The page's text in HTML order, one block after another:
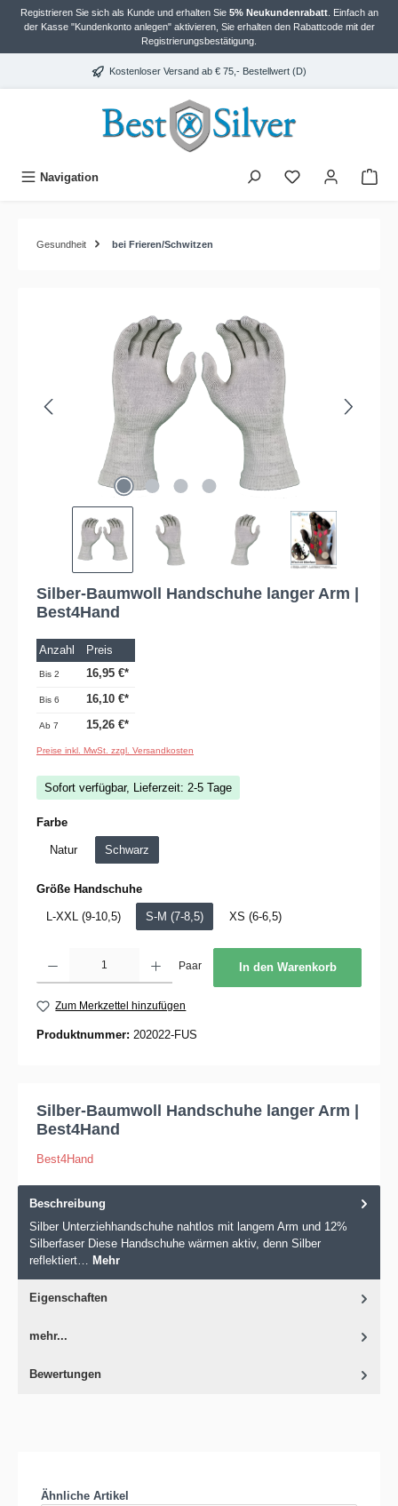
springen
Registrieren Sie sich als Kunde und erhalten Sie 5% Neukundenrabatt. Einfach an
der Kasse "Kundenkonto anlegen" aktivieren, Sie erhalten den Rabattcode mit der
Registrierungsbestätigung.
Kostenloser Versand ab € 75,- Bestellwert (D)
Navigation
Gesundheit bei Frieren/Schwitzen
Bildergalerie überspringen
Silber-Baumwoll Handschuhe langer Arm |
Best4Hand
Anzahl Preis
Bis2 16,95 €*
Bis6 16,10 €*
Ab7 15,26 €*
Preise inkl. MwSt. zzgl. Versandkosten
Sofort verfügbar, Lieferzeit: 2-5 Tage
Farbeauswählen
Natur Schwarz
Größe Handschuheauswählen
L-XXL (9-10,5) S-M (7-8,5) XS (6-6,5)
Paar In den Warenkorb
Zum Merkzettel hinzufügen
Produktnummer: 202022-FUS
Silber-Baumwoll Handschuhe langer Arm |
Best4Hand
Best4Hand
Beschreibung
Silber Unterziehhandschuhe nahtlos mit langem Arm und 12%
Silberfaser Diese Handschuhe wärmen aktiv, denn Silber
reflektiert… Mehr
Eigenschaften
mehr...
Bewertungen
Produktgalerie überspringen
Ähnliche Artikel